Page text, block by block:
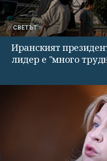
СВЕТЪТ
Иранският
лидер е "много